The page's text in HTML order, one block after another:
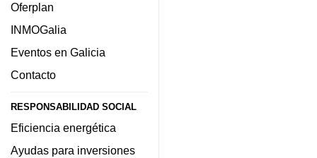
Oferplan
INMOGalia
Eventos en Galicia
Contacto
RESPONSABILIDAD SOCIAL
Eficiencia energética
Ayudas para inversiones